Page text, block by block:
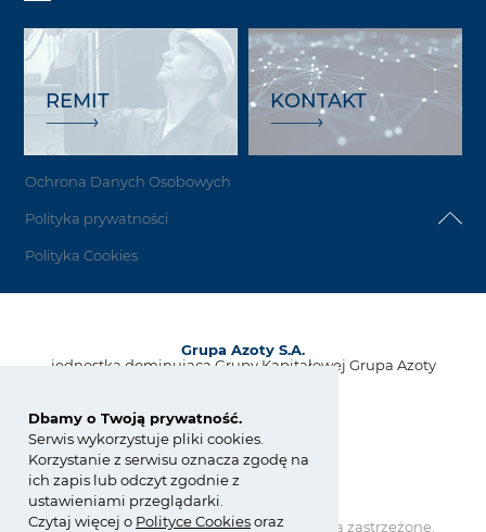
Dbamy o Twoją prywatność.
Serwis wykorzystuje pliki cookies.
Korzystanie z serwisu oznacza zgodę na
ich zapis lub odczyt zgodnie z
ustawieniami przeglądarki.
Czytaj więcej o PolityceCookiesoraz
REMIT KONTAKT
Ochrona Danych Osobowych
Polityka prywatności
Polityka Cookies
Grupa Azoty S.A.
jednostka dominująca Grupy Kapitałowej Grupa Azoty
33-101 Tarnów, Polska
tel.:+48 14 637 37 37
fax: +48 14 633 07 18
kontakt@grupaazoty.com
Copyright © Grupa Azoty. Wszelkie prawa zastrzeżone.